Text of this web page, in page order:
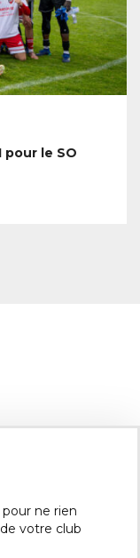
pour le SO
ne rien
votre club